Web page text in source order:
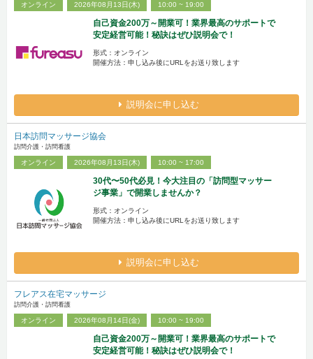
オンライン 2026年08月13日(木) 10:00 ~ 19:00
自己資金200万～開業可！業界最高のサポートで
安定経営可能！秘訣はぜひ説明会で！
形式：オンライン
開催方法：申し込み後にURLをお送り致します
説明会に申し込む
日本訪問マッサージ協会
訪問介護・訪問看護
オンライン 2026年08月13日(木) 10:00 ~ 17:00
30代〜50代必見！今大注目の「訪問型マッサー
ジ事業」で開業しませんか？
形式：オンライン
開催方法：申し込み後にURLをお送り致します
説明会に申し込む
フレアス在宅マッサージ
訪問介護・訪問看護
オンライン 2026年08月14日(金) 10:00 ~ 19:00
自己資金200万～開業可！業界最高のサポートで
安定経営可能！秘訣はぜひ説明会で！